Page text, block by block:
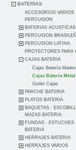
BATERIAS
ACCESORIOS VARIOS
PERCUSION
BATERIAS ACUSTICAS
PERCUSION
PERCUSION LATINA
PROTECTORES PARA
CAJAS BATERIA
Cajas Batería
Cajas Batería Metal
Outlet Cajas
PARCHE BATERIA
PLATOS BATERIA
BAQUETAS -
MAZAS BATERIA
FUNDAS - ESTUCHES
BATERIA
HERRAJES BATERIA
HERRAJES VARIOS